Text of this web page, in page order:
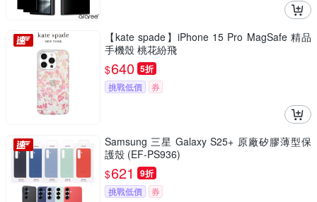
【kate spade】iPhone 15 Pro MagSafe 精品
手機殼 桃花紛飛
$640 5折
挑戰低價 券
Samsung 三星 Galaxy S25+ 原廠矽膠薄型保
護殼 (EF-PS936)
$621 9折
挑戰低價 券